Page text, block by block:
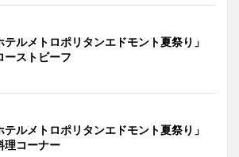
テルメトロポリタンエドモント夏祭り」
ーストビーフ
テルメトロポリタンエドモント夏祭り」
理コーナー